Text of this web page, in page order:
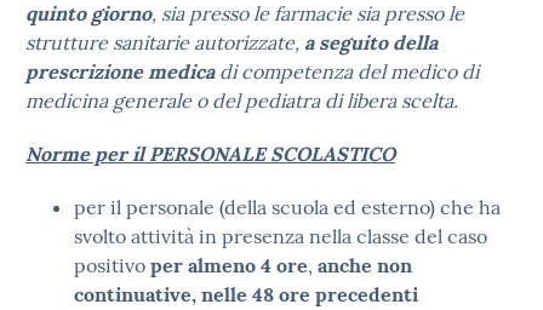
quinto giorno, sia presso le farmacie sia presso le
strutture sanitarie autorizzate, a seguito della
prescrizione medica di competenza del medico di
medicina generale o del pediatra di libera scelta.
Norme per il PERSONALE SCOLASTICO
per il personale (della scuola ed esterno) che ha
svolto attività in presenza nella classe del caso
positivo per almeno 4 ore, anche non
continuative, nelle 48 ore precedenti